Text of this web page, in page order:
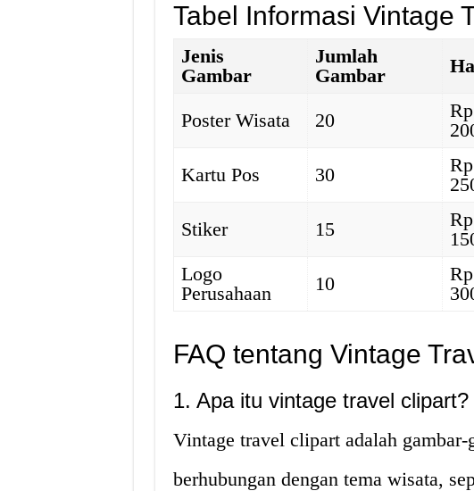
Tabel Informasi Vintage
Jenis
Gambar
Jumlah
Gambar
Poster Wisata
20
Rp
Kartu Pos 30
Rp
Stiker 15
Rp
Logo
Perusahaan
10
Rp
FAQ tentang Vintage
1. Apa itu vintage travel clipart?
Vintage travel clipart adalah gambar-
berhubungan dengan tema wisata,